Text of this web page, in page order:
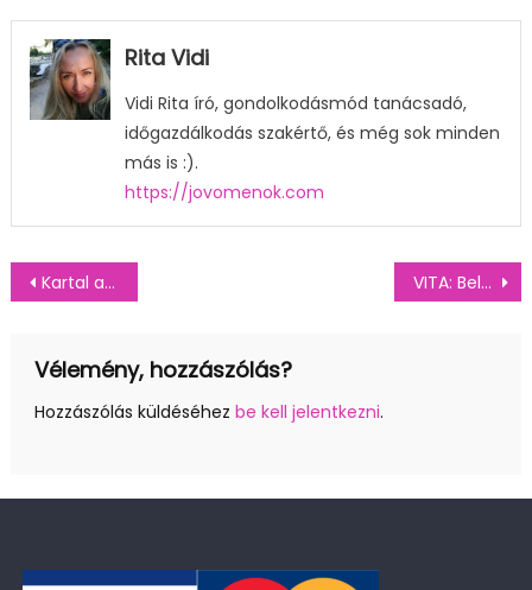
Rita Vidi
Vidi Rita író, gondolkodásmód tanácsadó,
időgazdálkodás szakértő, és még sok minden
más is :).
https://jovomenok.com
Bejegyzés
Kartal a közösségi információs élmény fontosságának fantasztikus iskolapéldája VITA: Beleszól a politika a vállalkozások életébe vagy sem?
Vélemény, hozzászólás?
Hozzászólás küldéséhez be kell jelentkezni.